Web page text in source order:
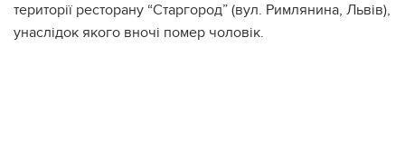
території ресторану “Старгород” (вул. Римлянина, Львів),
унаслідок якого вночі помер чоловік.